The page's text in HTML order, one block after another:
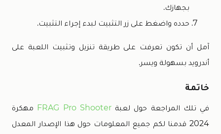
بجهازك.
حدده واضغط على زر التثبيت لبدء إجراء التثبيت.
آمل أن تكون تعرفت على طريقة تنزيل وتثبيت اللعبة على
أندرويد بسهولة ويسر.
خاتمة
في تلك المراجعة حول لعبةFRAG Pro Shooter مهكرة
2024 قدمنا لكم جميع المعلومات حول هذا الإصدار المعدل